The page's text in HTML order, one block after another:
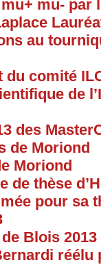
mu- par
au
du comité
de
des
de Moriond
Moriond
de thèse
pour sa
Blois 2013
réélu